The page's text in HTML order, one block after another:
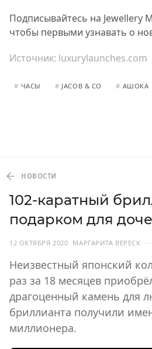
Подписывайтесь на Jewellery
чтобы первыми узнавать о
Источник: luxurylaunches.com
# ЧАСЫ # JACOB & CO # АШОКА
НОВОСТИ
102-каратный
подарком для
12 ОКТЯБРЯ 2020 МАРГАРИТА ВЕРЕСК
Неизвестный японский
раз за 18 месяцев
драгоценный камень для
бриллианта получили
миллионера.